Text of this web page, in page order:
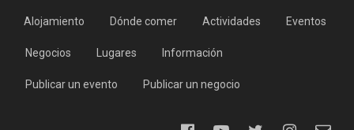
Alojamiento Dónde comer Actividades Eventos
Negocios Lugares Información
Publicar un evento Publicar un negocio